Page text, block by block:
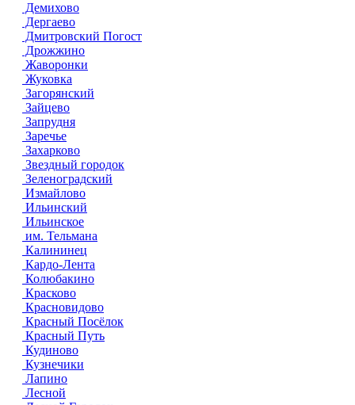
Демихово
Дергаево
Дмитровский Погост
Дрожжино
Жаворонки
Жуковка
Загорянский
Зайцево
Запрудня
Заречье
Захарково
Звездный городок
Зеленоградский
Измайлово
Ильинский
Ильинское
им. Тельмана
Калининец
Кардо-Лента
Колюбакино
Красково
Красновидово
Красный Посёлок
Красный Путь
Кудиново
Кузнечики
Лапино
Лесной